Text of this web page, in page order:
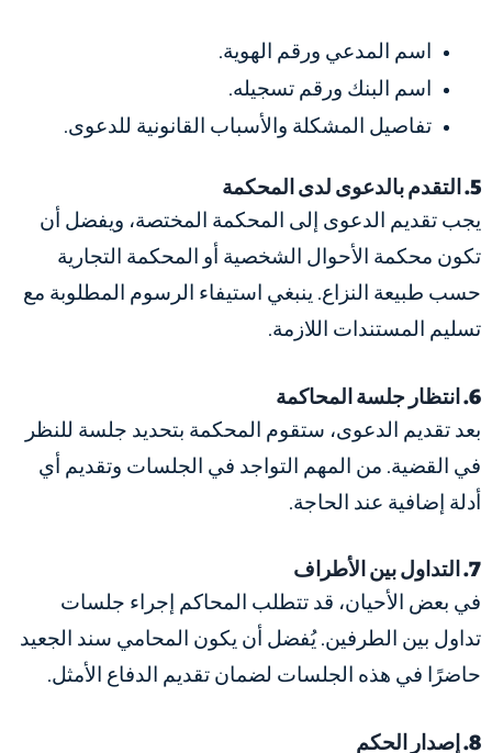
اسم المدعي ورقم الهوية.
اسم البنك ورقم تسجيله.
تفاصيل المشكلة والأسباب القانونية للدعوى.
5. التقدم بالدعوى لدى المحكمة
يجب تقديم الدعوى إلى المحكمة المختصة، ويفضل أن
تكون محكمة الأحوال الشخصية أو المحكمة التجارية
حسب طبيعة النزاع. ينبغي استيفاء الرسوم المطلوبة مع
تسليم المستندات اللازمة.
6. انتظار جلسة المحاكمة
بعد تقديم الدعوى، ستقوم المحكمة بتحديد جلسة للنظر
في القضية. من المهم التواجد في الجلسات وتقديم أي
أدلة إضافية عند الحاجة.
7. التداول بين الأطراف
في بعض الأحيان، قد تتطلب المحاكم إجراء جلسات
تداول بين الطرفين. يُفضل أن يكون المحامي سند الجعيد
حاضرًا في هذه الجلسات لضمان تقديم الدفاع الأمثل.
8. إصدار الحكم